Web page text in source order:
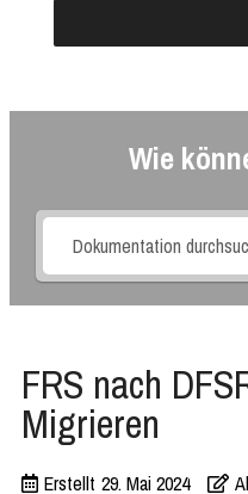
Wie
FRS nach
Migrieren
Erstellt 29. Mai 2024